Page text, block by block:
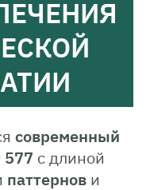
современный
577 с длиной
паттернов и